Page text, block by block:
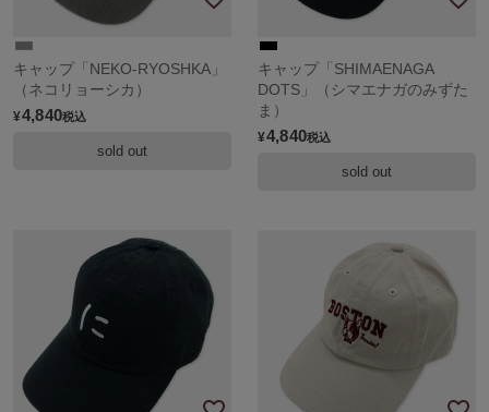
キャップ「NEKO-RYOSHKA」
（ネコリョーシカ）
¥4,840税込
sold out
キャップ「SHIMAENAGA
DOTS」（シマエナガのみずた
ま）
¥4,840税込
sold out